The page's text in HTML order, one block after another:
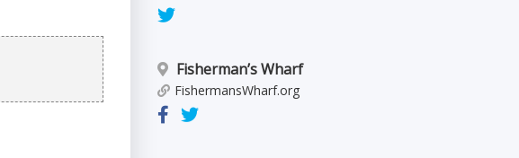
Fisherman’s Wharf
FishermansWharf.org